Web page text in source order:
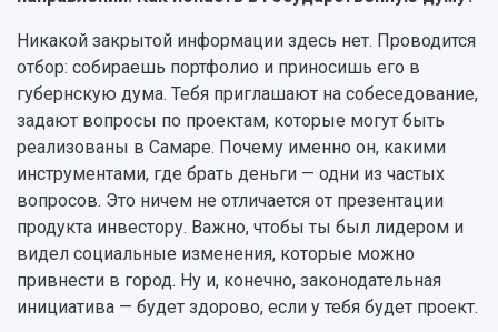
Никакой закрытой информации здесь нет. Проводится
отбор: собираешь портфолио и приносишь его в
губернскую дума. Тебя приглашают на собеседование,
задают вопросы по проектам, которые могут быть
реализованы в Самаре. Почему именно он, какими
инструментами, где брать деньги — одни из частых
вопросов. Это ничем не отличается от презентации
продукта инвестору. Важно, чтобы ты был лидером и
видел социальные изменения, которые можно
привнести в город. Ну и, конечно, законодательная
инициатива — будет здорово, если у тебя будет проект.